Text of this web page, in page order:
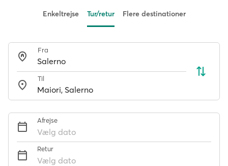
Enkeltrejse Tur/retur Flere destinationer
Fra
Til
Afrejse
Vælg dato
Retur
Vælg dato